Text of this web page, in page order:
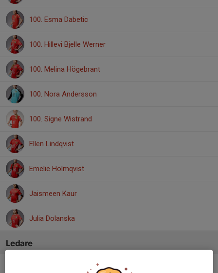
100. Esma Dabetic
100. Hillevi Bjelle Werner
100. Melina Högebrant
100. Nora Andersson
100. Signe Wistrand
Ellen Lindqvist
Emelie Holmqvist
Jaismeen Kaur
Julia Dolanska
Ledare
Tränare